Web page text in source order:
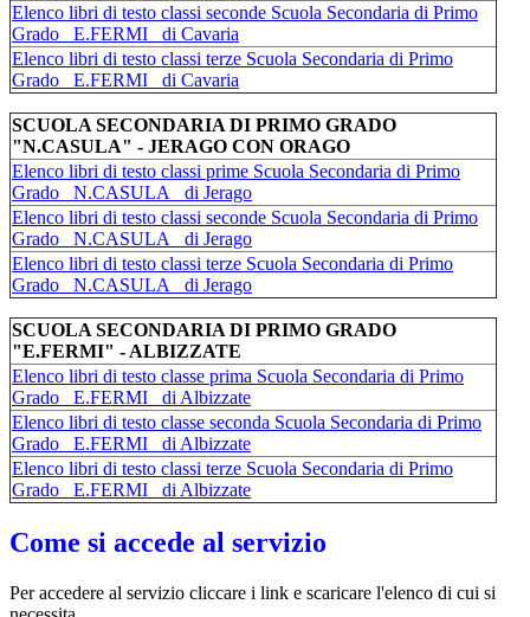
Elenco libri di testo classi seconde Scuola Secondaria di Primo
Grado _E.FERMI_ di Cavaria
Elenco libri di testo classi terze Scuola Secondaria di Primo
Grado _E.FERMI_ di Cavaria
SCUOLA SECONDARIA DI PRIMO GRADO
"N.CASULA" - JERAGO CON ORAGO
Elenco libri di testo classi prime Scuola Secondaria di Primo
Grado _N.CASULA_ di Jerago
Elenco libri di testo classi seconde Scuola Secondaria di Primo
Grado _N.CASULA_ di Jerago
Elenco libri di testo classi terze Scuola Secondaria di Primo
Grado _N.CASULA_ di Jerago
SCUOLA SECONDARIA DI PRIMO GRADO
"E.FERMI" - ALBIZZATE
Elenco libri di testo classe prima Scuola Secondaria di Primo
Grado _E.FERMI_ di Albizzate
Elenco libri di testo classe seconda Scuola Secondaria di Primo
Grado _E.FERMI_ di Albizzate
Elenco libri di testo classi terze Scuola Secondaria di Primo
Grado _E.FERMI_ di Albizzate
Come si accede al servizio
Per accedere al servizio cliccare i link e scaricare l'elenco di cui si